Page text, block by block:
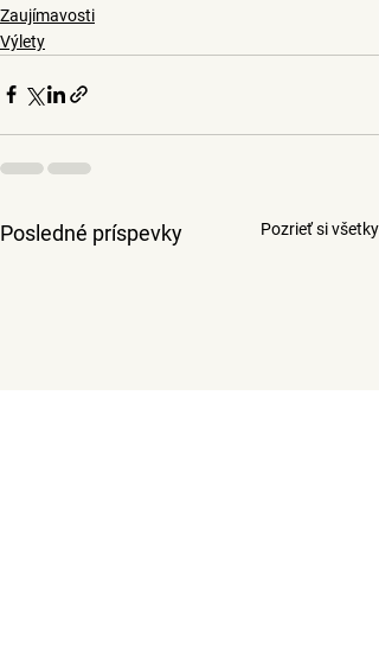
Zaujímavosti
Výlety
Posledné príspevky Pozrieť si všetky